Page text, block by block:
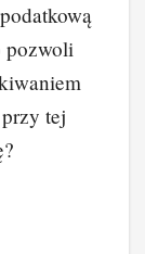
pozwoli
tej